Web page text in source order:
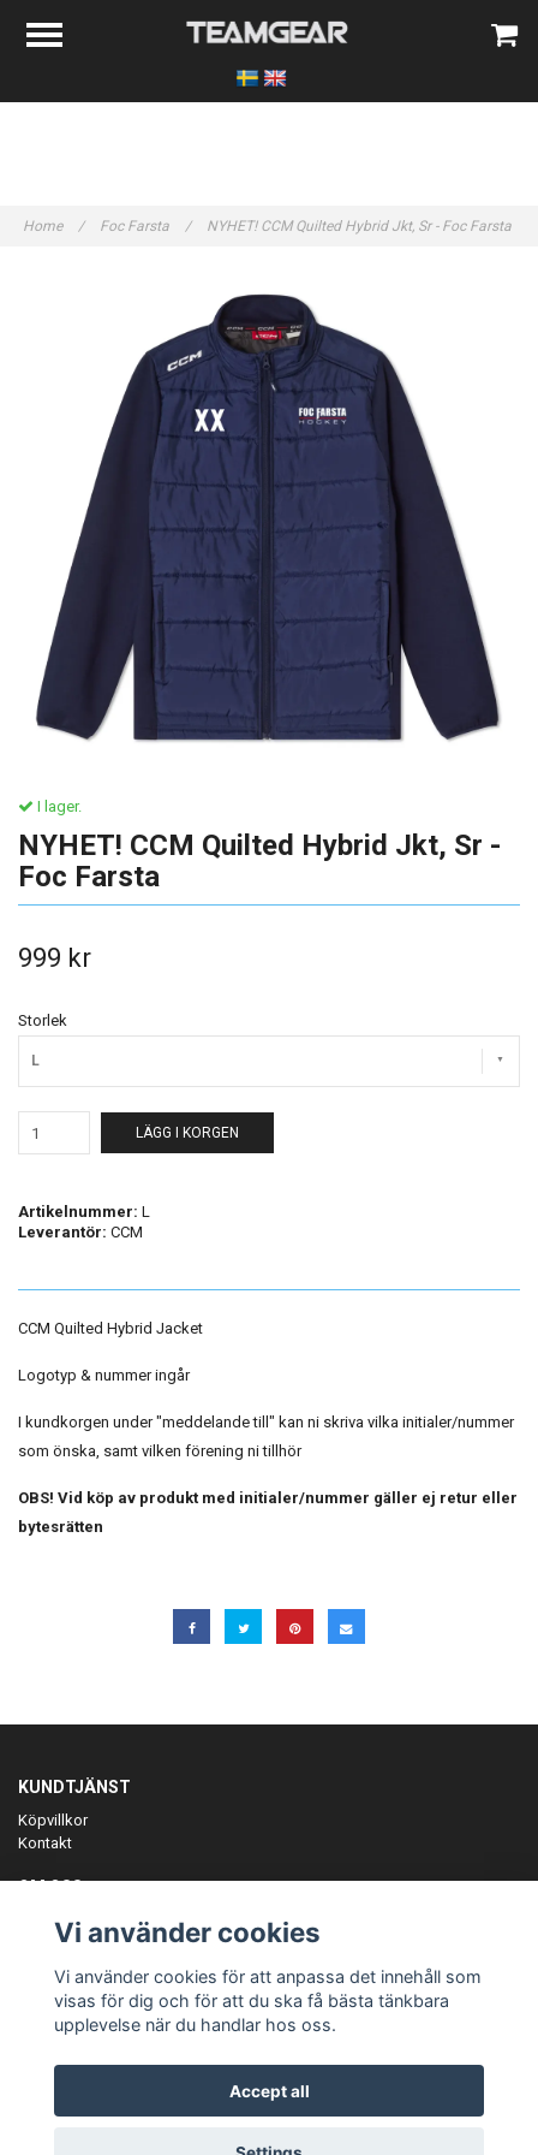
Home / Foc Farsta / NYHET! CCM Quilted Hybrid Jkt, Sr - Foc Farsta
I lager.
NYHET! CCM Quilted Hybrid Jkt, Sr -
Foc Farsta
999 kr
Storlek
L
LÄGG I KORGEN
Artikelnummer: L
Leverantör: CCM
CCM Quilted Hybrid Jacket
Logotyp & nummer ingår
I kundkorgen under "meddelande till" kan ni skriva vilka initialer/nummer
som önska, samt vilken förening ni tillhör
OBS! Vid köp av produkt med initialer/nummer gäller ej retur eller
bytesrätten
KUNDTJÄNST
Köpvillkor
Kontakt
OM OSS
ANMÄL DIG TILL VÅRT NYHETSBREV
Prenumerera
Vi använder cookies
Vi använder cookies för att anpassa det innehåll som
visas för dig och för att du ska få bästa tänkbara
upplevelse när du handlar hos oss.
Accept all